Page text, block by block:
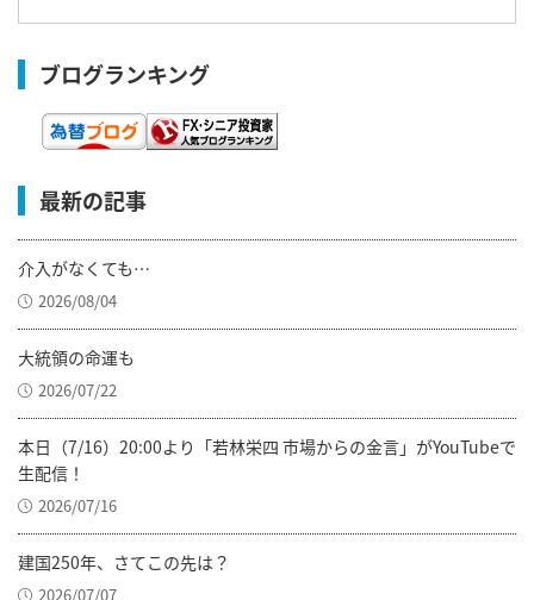
ブログランキング
最新の記事
介入がなくても…
2026/08/04
大統領の命運も
2026/07/22
本日（7/16）20:00より「若林栄四 市場からの金言」がYouTubeで
生配信！
2026/07/16
建国250年、さてこの先は？
2026/07/07